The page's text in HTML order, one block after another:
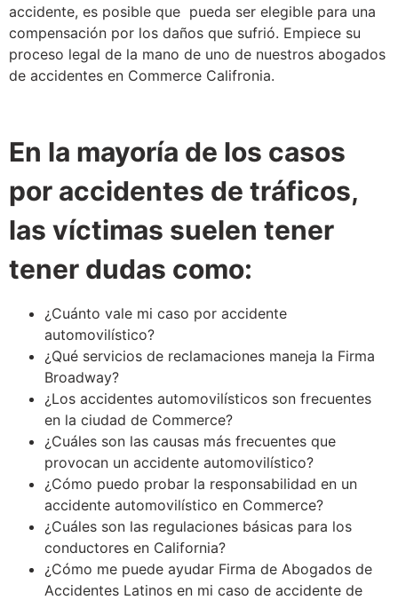
accidente, es posible que pueda ser elegible para una
compensación por los daños que sufrió. Empiece su
proceso legal de la mano de uno de nuestros abogados
de accidentes en Commerce Califronia.
En la mayoría de los casos
por accidentes de tráficos,
las víctimas suelen tener
tener dudas como:
¿Cuánto vale mi caso por accidente
automovilístico?
¿Qué servicios de reclamaciones maneja la Firma
Broadway?
¿Los accidentes automovilísticos son frecuentes
en la ciudad de Commerce?
¿Cuáles son las causas más frecuentes que
provocan un accidente automovilístico?
¿Cómo puedo probar la responsabilidad en un
accidente automovilístico en Commerce?
¿Cuáles son las regulaciones básicas para los
conductores en California?
¿Cómo me puede ayudar Firma de Abogados de
Accidentes Latinos en mi caso de accidente de